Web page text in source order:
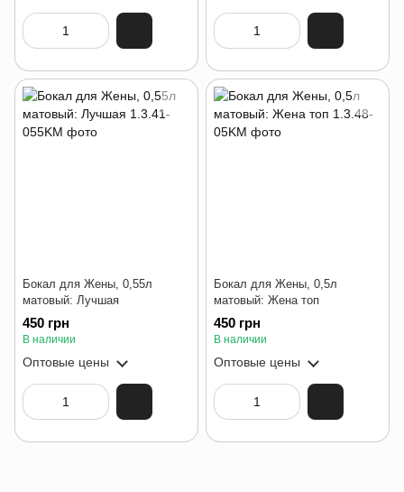
Бокал для Жены, 0,55л
матовый: Лучшая
450 грн
В наличии
Оптовые цены
Бокал для Жены, 0,5л
матовый: Жена топ
450 грн
В наличии
Оптовые цены